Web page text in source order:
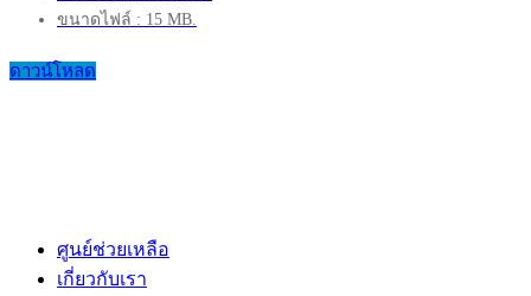
ขนาดไฟล์ : 15 MB.
ดาวน์โหลด
ศูนย์ช่วยเหลือ
เกี่ยวกับเรา